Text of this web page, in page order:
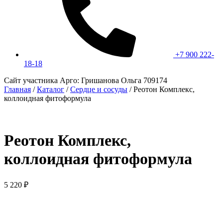
+7 900 222-
18-18
Сайт участника Арго: Гришанова Ольга 709174
Главная / Каталог / Сердце и сосуды / Реотон Комплекс,
коллоидная фитоформула
Реотон Комплекс,
коллоидная фитоформула
5 220 ₽